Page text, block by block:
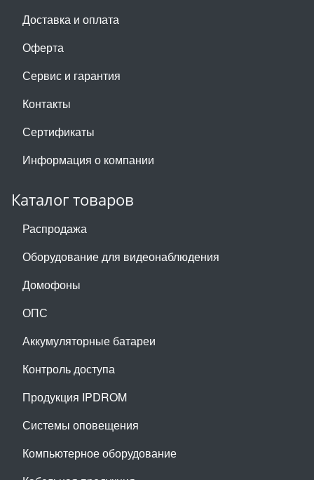
Доставка и оплата
Оферта
Сервис и гарантия
Контакты
Сертификаты
Информация о компании
Каталог товаров
Распродажа
Оборудование для видеонаблюдения
Домофоны
ОПС
Аккумуляторные батареи
Контроль доступа
Продукция IPDROM
Системы оповещения
Компьютерное оборудование